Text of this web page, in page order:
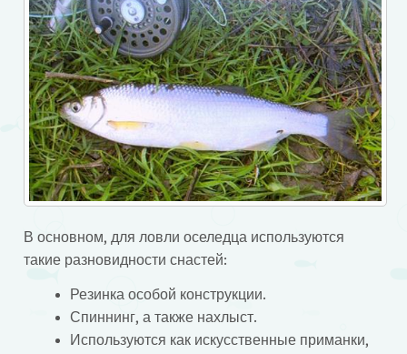
В основном, для ловли оселедца используются
такие разновидности снастей:
Резинка особой конструкции.
Спиннинг, а также нахлыст.
Используются как искусственные приманки,